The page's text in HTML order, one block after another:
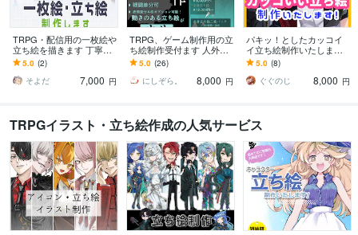
TRPG・配信用の一枚絵や
立ち絵を描きます 丁寧な
ヒアリングを心がけてい
ます◎細部までこだわり
たい方へ✨
5.0 (2)
そよだ
7,000 円
TRPG、ゲーム制作用の立
ち絵制作受付ます 人外も
OK！立ち絵が今必要な方
へ！
5.0 (26)
にしぞら。
8,000 円
パキッ！としたカッコイ
イ立ち絵制作いたします
【10月納品⭕】キャラデ
ザ可！あなたの理想をお
届けします！
5.0 (8)
ぐぐのじ
8,000 円
TRPGイラスト・立ち絵作成の人気サービス